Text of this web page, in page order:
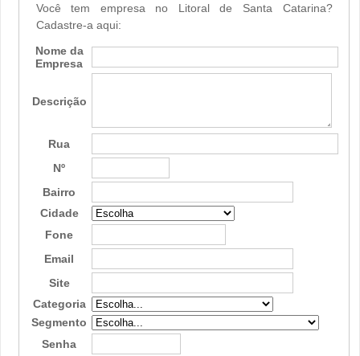
Você tem empresa no Litoral de Santa Catarina?
Cadastre-a aqui:
Nome da
Empresa
Descrição
Rua
Nº
Bairro
Cidade
Fone
Email
Site
Categoria
Segmento
Senha